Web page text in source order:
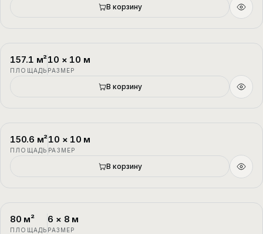
В корзину
П-2
157.1 м²
ПЛОЩАДЬ
10 × 10 м
РАЗМЕР
В корзину
П-3
150.6 м²
ПЛОЩАДЬ
10 × 10 м
РАЗМЕР
В корзину
П-4
80 м²
ПЛОЩАДЬ
6 × 8 м
РАЗМЕР